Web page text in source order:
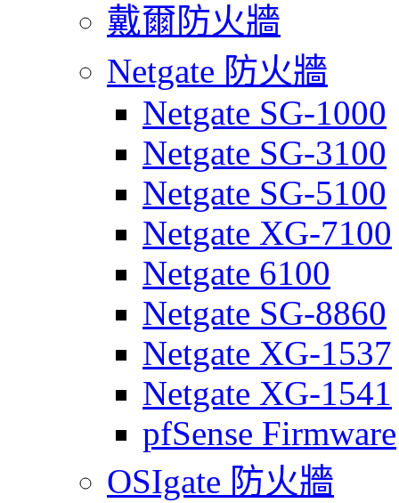
戴爾防火牆
Netgate 防火牆
Netgate SG-1000
Netgate SG-3100
Netgate SG-5100
Netgate XG-7100
Netgate 6100
Netgate SG-8860
Netgate XG-1537
Netgate XG-1541
pfSense Firmware
OSIgate 防火牆